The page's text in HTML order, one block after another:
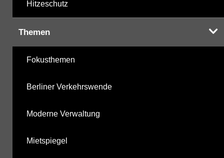
Hitzeschutz
Themen
Fokusthemen
Berliner Verkehrswende
Moderne Verwaltung
Mietspiegel